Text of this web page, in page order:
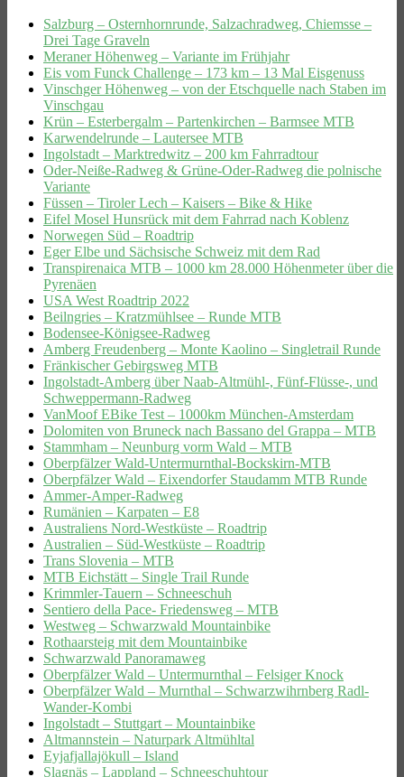
Salzburg – Osternhornrunde, Salzachradweg, Chiemsse –
Drei Tage Graveln
Meraner Höhenweg – Variante im Frühjahr
Eis vom Funck Challenge – 173 km – 13 Mal Eisgenuss
Vinschger Höhenweg – von der Etschquelle nach Staben im
Vinschgau
Krün – Esterbergalm – Partenkirchen – Barmsee MTB
Karwendelrunde – Lautersee MTB
Ingolstadt – Marktredwitz – 200 km Fahrradtour
Oder-Neiße-Radweg & Grüne-Oder-Radweg die polnische
Variante
Füssen – Tiroler Lech – Kaisers – Bike & Hike
Eifel Mosel Hunsrück mit dem Fahrrad nach Koblenz
Norwegen Süd – Roadtrip
Eger Elbe und Sächsische Schweiz mit dem Rad
Transpirenaica MTB – 1000 km 28.000 Höhenmeter über die
Pyrenäen
USA West Roadtrip 2022
Beilngries – Kratzmühlsee – Runde MTB
Bodensee-Königsee-Radweg
Amberg Freudenberg – Monte Kaolino – Singletrail Runde
Fränkischer Gebirgsweg MTB
Ingolstadt-Amberg über Naab-Altmühl-, Fünf-Flüsse-, und
Schweppermann-Radweg
VanMoof EBike Test – 1000km München-Amsterdam
Dolomiten von Bruneck nach Bassano del Grappa – MTB
Stammham – Neunburg vorm Wald – MTB
Oberpfälzer Wald-Untermurnthal-Bockskirn-MTB
Oberpfälzer Wald – Eixendorfer Staudamm MTB Runde
Ammer-Amper-Radweg
Rumänien – Karpaten – E8
Australiens Nord-Westküste – Roadtrip
Australien – Süd-Westküste – Roadtrip
Trans Slovenia – MTB
MTB Eichstätt – Single Trail Runde
Krimmler-Tauern – Schneeschuh
Sentiero della Pace- Friedensweg – MTB
Westweg – Schwarzwald Mountainbike
Rothaarsteig mit dem Mountainbike
Schwarzwald Panoramaweg
Oberpfälzer Wald – Untermurnthal – Felsiger Knock
Oberpfälzer Wald – Murnthal – Schwarzwihrnberg Radl-
Wander-Kombi
Ingolstadt – Stuttgart – Mountainbike
Altmannstein – Naturpark Altmühltal
Eyjafjallajökull – Island
Slagnäs – Lappland – Schneeschuhtour